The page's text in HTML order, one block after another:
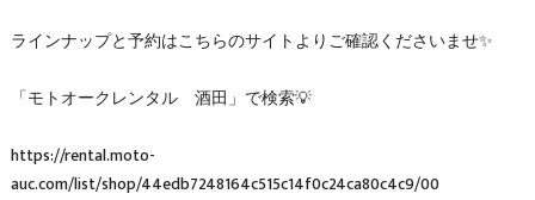
ラインナップと予約はこちらのサイトよりご確認くださいませ✨
「モトオークレンタル 酒田」で検索💡
https://rental.moto-
auc.com/list/shop/44edb7248164c515c14f0c24ca80c4c9/00